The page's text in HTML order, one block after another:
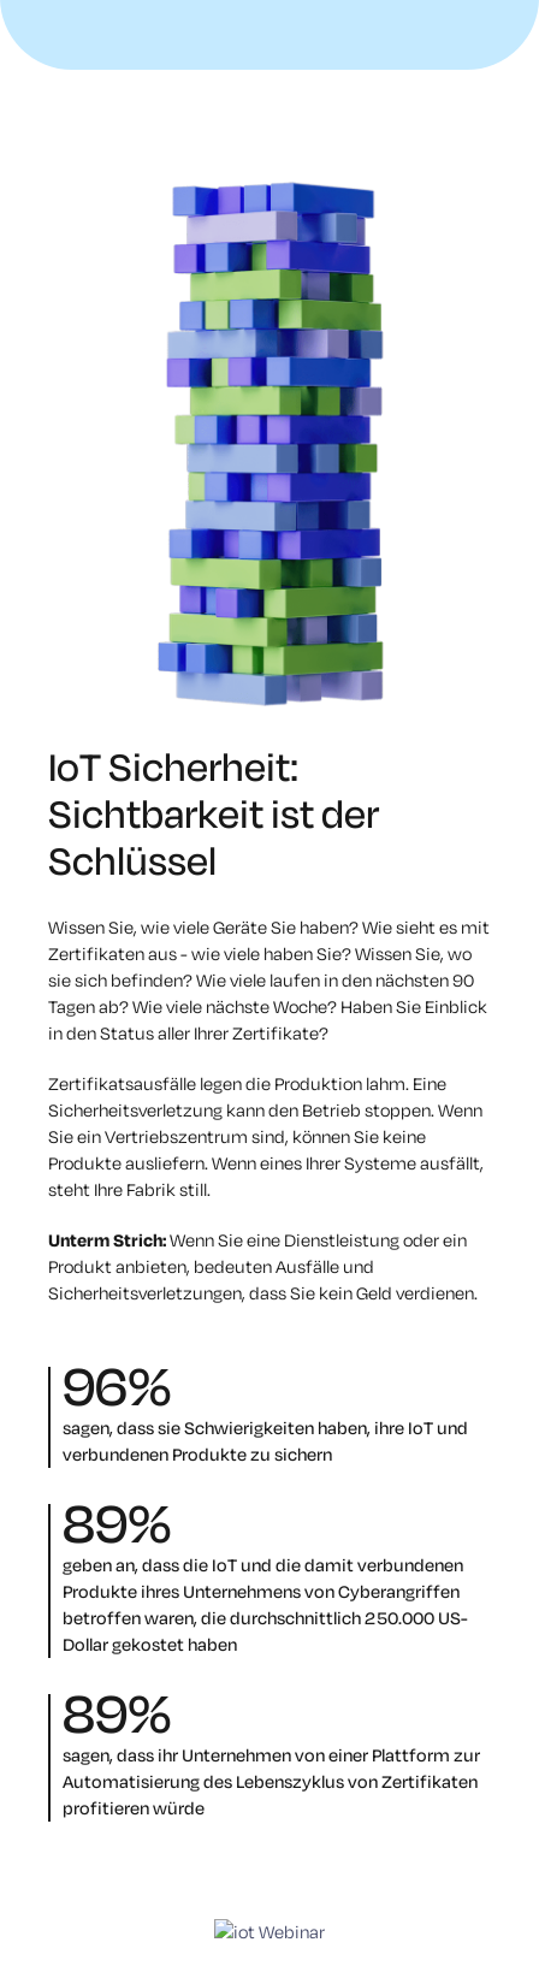
IoT Sicherheit:
Sichtbarkeit ist der
Schlüssel
Wissen Sie, wie viele Geräte Sie haben? Wie sieht es mit
Zertifikaten aus - wie viele haben Sie? Wissen Sie, wo
sie sich befinden? Wie viele laufen in den nächsten 90
Tagen ab? Wie viele nächsteWoche? Haben Sie Einblick
in den Status aller Ihrer Zertifikate?
Zertifikatsausfälle legen die Produktion lahm. Eine
Sicherheitsverletzung kann den Betrieb stoppen. Wenn
Sie ein Vertriebszentrum sind, können Sie keine
Produkte ausliefern. Wenn eines Ihrer Systeme ausfällt,
steht Ihre Fabrik still.
Unterm Strich:Wenn Sie eine Dienstleistung oder ein
Produkt anbieten, bedeuten Ausfälle und
Sicherheitsverletzungen, dass Sie kein Geld verdienen.
96%
sagen, dass sie Schwierigkeiten haben, ihre IoT und
verbundenen Produkte zu sichern
89%
geben an, dass die IoT und die damit verbundenen
Produkte ihres Unternehmens von Cyberangriffen
betroffen waren, die durchschnittlich 250.000 US-
Dollar gekostet haben
89%
sagen, dass ihr Unternehmen von einer Plattform zur
Automatisierung des Lebenszyklus von Zertifikaten
profitieren würde